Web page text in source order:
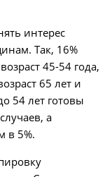
интерес
Так, 16%
45-54 года,
65 лет и
54 лет готовы
а
в 5%.